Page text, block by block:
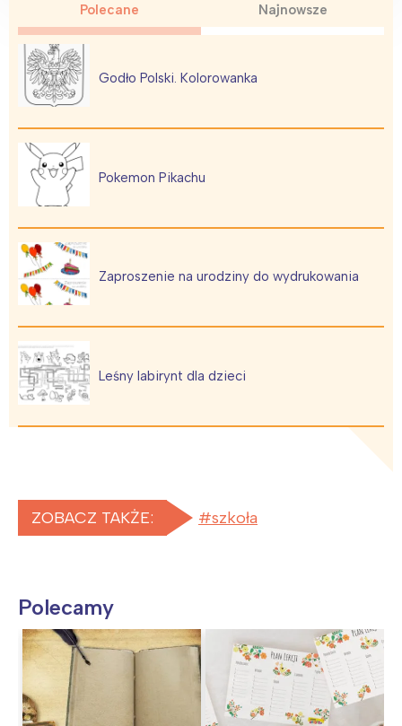
Polecane Najnowsze
Godło Polski. Kolorowanka
Pokemon Pikachu
Zaproszenie na urodziny do wydrukowania
Leśny labirynt dla dzieci
ZOBACZ TAKŻE: szkoła
Polecamy